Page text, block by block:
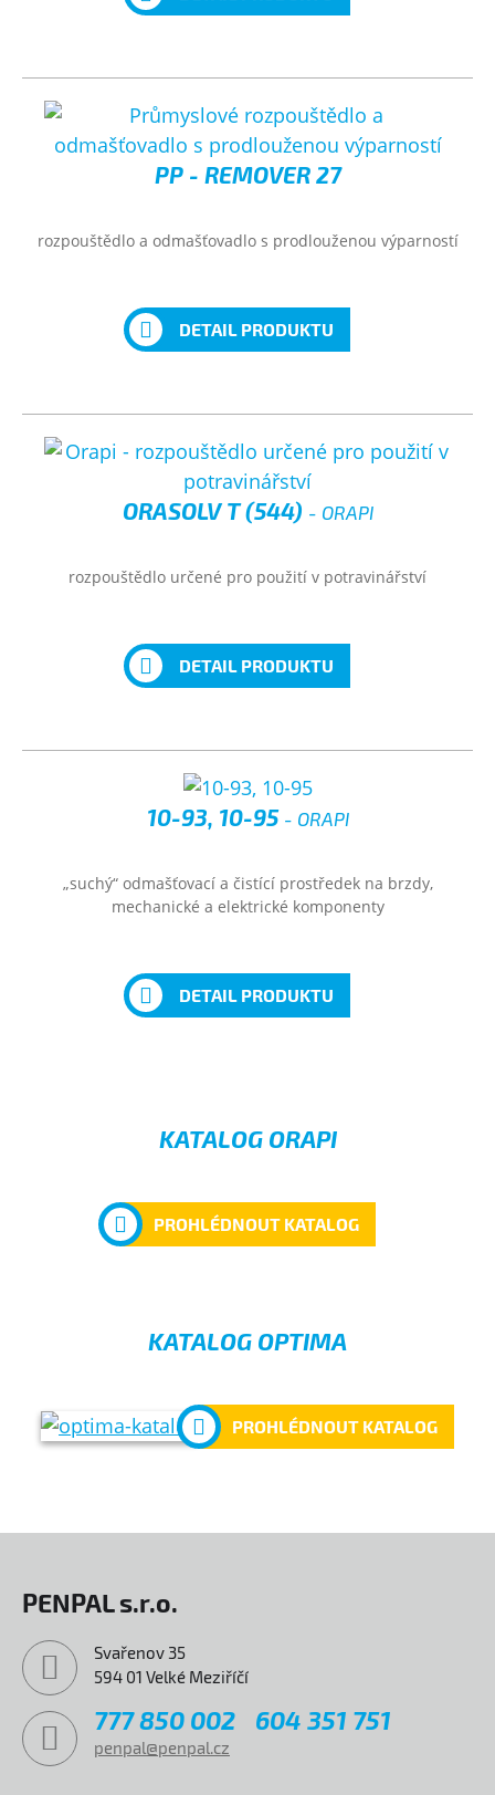
PP - REMOVER 27
rozpouštědlo a odmašťovadlo s prodlouženou výparností
DETAIL PRODUKTU
ORASOLV T (544) - ORAPI
rozpouštědlo určené pro použití v potravinářství
DETAIL PRODUKTU
10-93, 10-95 - ORAPI
„suchý“ odmašťovací a čistící prostředek na brzdy,
mechanické a elektrické komponenty
DETAIL PRODUKTU
KATALOG ORAPI
PROHLÉDNOUT KATALOG
KATALOG OPTIMA
PROHLÉDNOUT KATALOG
PENPAL s.r.o.
Svařenov 35
594 01 Velké Meziříčí
777 850 002 604 351 751
penpal@penpal.cz